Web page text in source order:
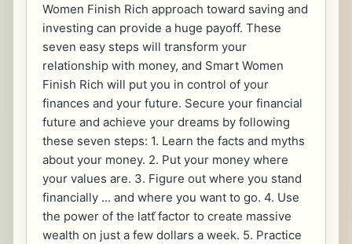
Women Finish Rich approach toward saving and
investing can provide a huge payoff. These
seven easy steps will transform your
relationship with money, and Smart Women
Finish Rich will put you in control of your
finances and your future. Secure your financial
future and achieve your dreams by following
these seven steps: 1. Learn the facts and myths
about your money. 2. Put your money where
your values are. 3. Figure out where you stand
financially ... and where you want to go. 4. Use
the power of the latt ̌factor to create massive
wealth on just a few dollars a week. 5. Practice